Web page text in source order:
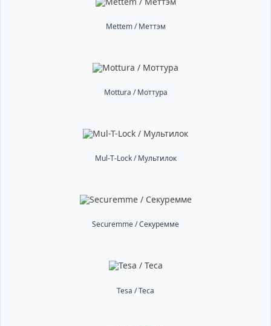
Mettem / Меттэм
Mottura / Моттура
Mul-T-Lock / Мультилок
Securemme / Секуремме
Tesa / Теса